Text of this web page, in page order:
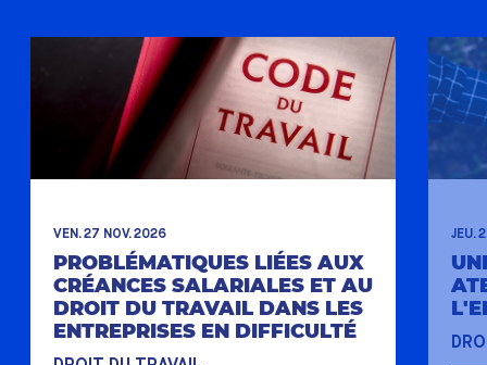
VEN. 27 NOV. 2026
PROBLÉMATIQUES LIÉES AUX
CRÉANCES SALARIALES ET AU
DROIT DU TRAVAIL DANS LES
ENTREPRISES EN DIFFICULTÉ
JEU.